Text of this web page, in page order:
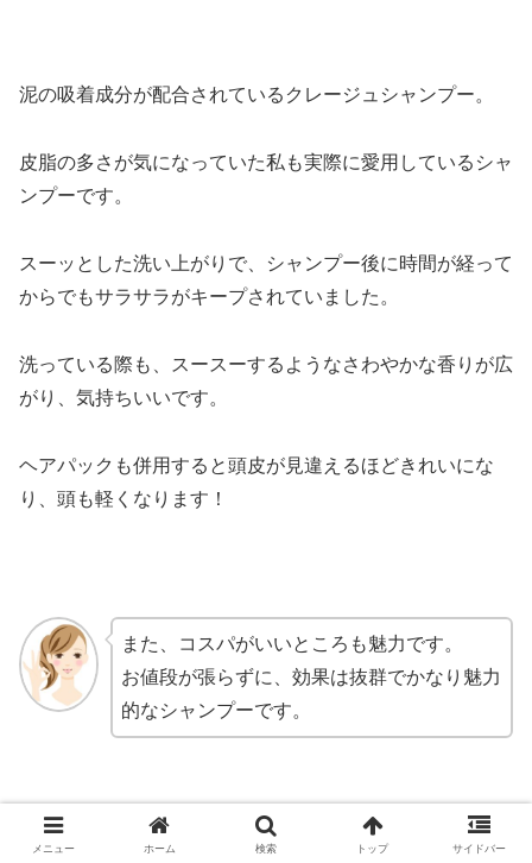
泥の吸着成分が配合されているクレージュシャンプー。
皮脂の多さが気になっていた私も実際に愛用しているシャ
ンプーです。
スーッとした洗い上がりで、シャンプー後に時間が経って
からでもサラサラがキープされていました。
洗っている際も、スースーするようなさわやかな香りが広
がり、気持ちいいです。
ヘアパックも併用すると頭皮が見違えるほどきれいにな
り、頭も軽くなります！
また、コスパがいいところも魅力です。
お値段が張らずに、効果は抜群でかなり魅力
的なシャンプーです。
メニュー ホーム 検索 トップ サイドバー